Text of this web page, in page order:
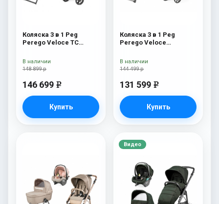
Коляска 3 в 1 Peg
Perego Veloce TC
Bark New
148 899 р
146 699 e
Купить
В наличии
Коляска 3 в 1 Peg
Perego Veloce
Amour
144 499 р
131 599 e
Купить
В наличии
Видео